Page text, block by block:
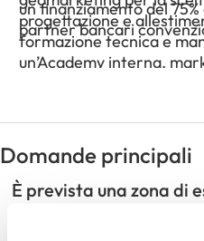
un finanziamento del
partner bancari
progettazione e
formazione tecnica e
un’Academy interna,
e affiancamento
le attività
accesso a sistemi di
monitorare vendite e
Domande principali
È prevista una zona di